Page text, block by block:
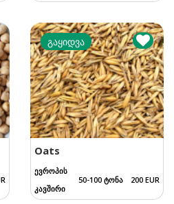
გაყიდვა
Oats
ევროპის
კავშირი
50-100 ტონა 200 EUR